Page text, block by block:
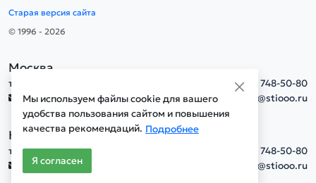
Мы используем файлы cookie для вашего
удобства пользования сайтом и повышения
качества рекомендаций. Подробнее
Я согласен
Старая версия сайта
© 1996 - 2026
Москва
тел.
+7(495) 748-50-80
info@stiooo.ru
Новосибирск
тел.
+7(495) 748-50-80
info@stiooo.ru